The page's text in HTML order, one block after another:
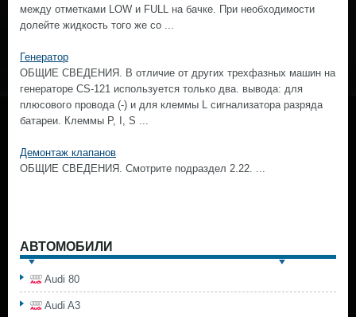
между отметками LOW и FULL на бачке. При необходимости
долейте жидкость того же со ...
Генератор
ОБЩИЕ СВЕДЕНИЯ. В отличие от других трехфазных машин на
генераторе CS-121 используется только два. вывода: для
плюсового провода (-) и для клеммы L сигнализатора разряда
батареи. Клеммы Р, I, S ...
Демонтаж клапанов
ОБЩИЕ СВЕДЕНИЯ. Смотрите подраздел 2.22. ...
АВТОМОБИЛИ
Audi 80
Audi A3